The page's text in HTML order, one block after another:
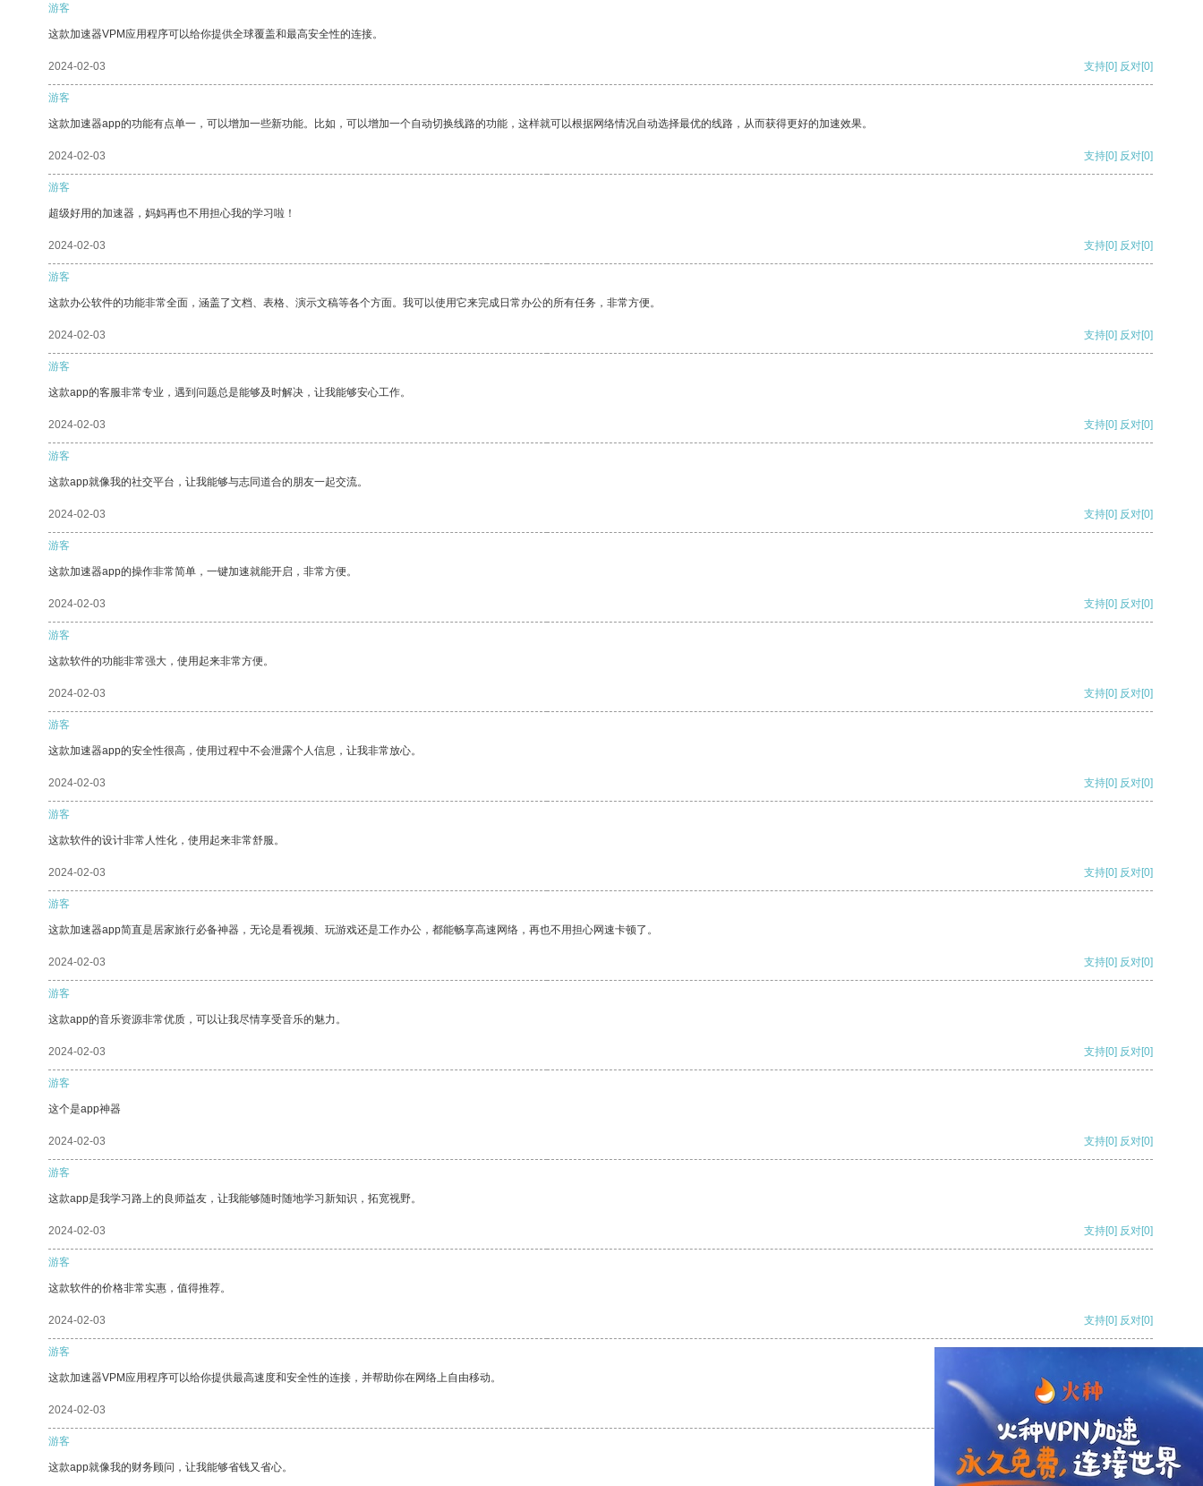
游客
这款加速器VPM应用程序可以给你提供全球覆盖和最高安全性的连接。
2024-02-03 支持[0] 反对[0]
游客
这款加速器app的功能有点单一，可以增加一些新功能。比如，可以增加一个自动切换线路的功能，这样就可以根据网络情况自动选择最优的线路，从而获得更好的加速效果。
2024-02-03 支持[0] 反对[0]
游客
超级好用的加速器，妈妈再也不用担心我的学习啦！
2024-02-03 支持[0] 反对[0]
游客
这款办公软件的功能非常全面，涵盖了文档、表格、演示文稿等各个方面。我可以使用它来完成日常办公的所有任务，非常方便。
2024-02-03 支持[0] 反对[0]
游客
这款app的客服非常专业，遇到问题总是能够及时解决，让我能够安心工作。
2024-02-03 支持[0] 反对[0]
游客
这款app就像我的社交平台，让我能够与志同道合的朋友一起交流。
2024-02-03 支持[0] 反对[0]
游客
这款加速器app的操作非常简单，一键加速就能开启，非常方便。
2024-02-03 支持[0] 反对[0]
游客
这款软件的功能非常强大，使用起来非常方便。
2024-02-03 支持[0] 反对[0]
游客
这款加速器app的安全性很高，使用过程中不会泄露个人信息，让我非常放心。
2024-02-03 支持[0] 反对[0]
游客
这款软件的设计非常人性化，使用起来非常舒服。
2024-02-03 支持[0] 反对[0]
游客
这款加速器app简直是居家旅行必备神器，无论是看视频、玩游戏还是工作办公，都能畅享高速网络，再也不用担心网速卡顿了。
2024-02-03 支持[0] 反对[0]
游客
这款app的音乐资源非常优质，可以让我尽情享受音乐的魅力。
2024-02-03 支持[0] 反对[0]
游客
这个是app神器
2024-02-03 支持[0] 反对[0]
游客
这款app是我学习路上的良师益友，让我能够随时随地学习新知识，拓宽视野。
2024-02-03 支持[0] 反对[0]
游客
这款软件的价格非常实惠，值得推荐。
2024-02-03 支持[0] 反对[0]
游客
这款加速器VPM应用程序可以给你提供最高速度和安全性的连接，并帮助你在网络上自由移动。
2024-02-03
游客
这款app就像我的财务顾问，让我能够省钱又省心。